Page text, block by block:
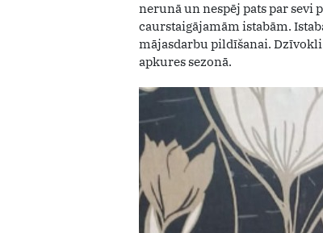
nerunā un nespēj pats par sevi
caurstaigājamām istabām.
mājasdarbu pildīšanai.
apkures sezonā.